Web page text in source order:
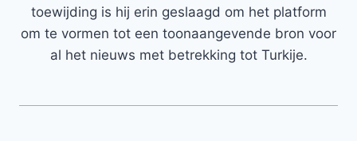
toewijding is hij erin geslaagd om het platform
om te vormen tot een toonaangevende bron voor
al het nieuws met betrekking tot Turkije.